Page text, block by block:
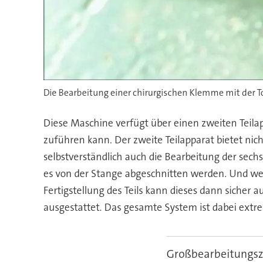
Die Bearbeitung einer chirurgischen Klemme mit der
Diese Maschine verfügt über einen zweiten
zuführen kann. Der zweite Teilapparat bietet
selbstverständlich auch die Bearbeitung der
es von der Stange abgeschnitten werden. Und
Fertigstellung des Teils kann dieses dann
ausgestattet. Das gesamte System ist dabei